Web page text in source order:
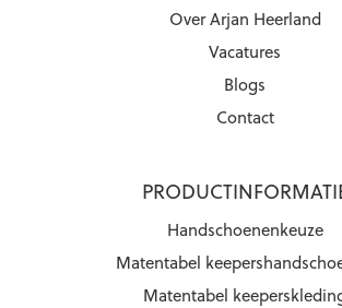
Over Arjan Heerland
Vacatures
Blogs
Contact
Handschoenenkeuze
Matentabel
Matentabel